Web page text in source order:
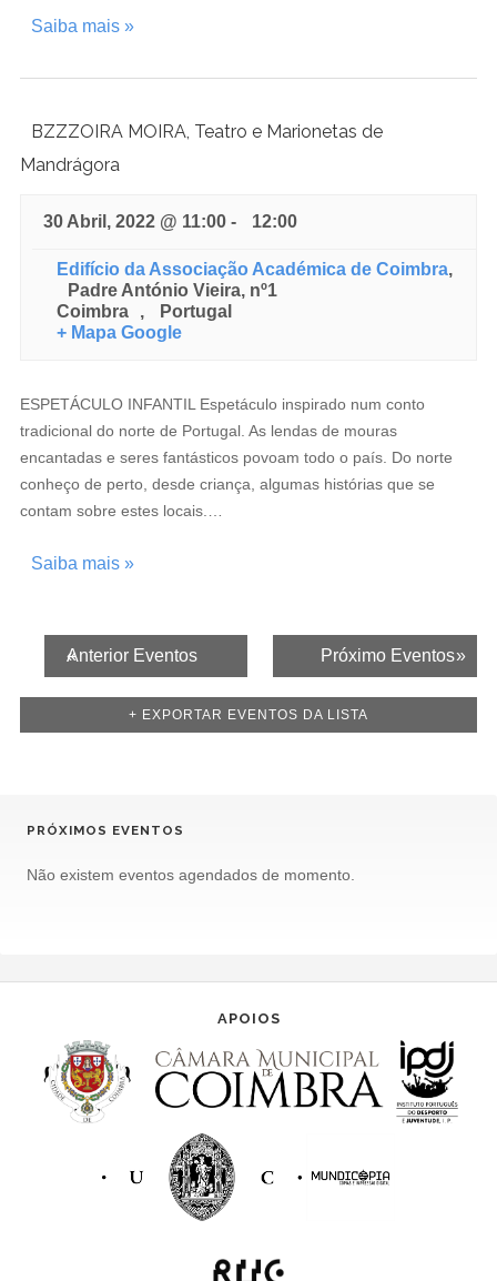
Saiba mais »
BZZZOIRA MOIRA, Teatro e Marionetas de
Mandrágora
30 Abril, 2022 @ 11:00- 12:00
Edifício da Associação Académica de Coimbra,
Padre António Vieira, nº1
Coimbra
,
Portugal
+ Mapa Google
ESPETÁCULO INFANTIL Espetáculo inspirado num conto
tradicional do norte de Portugal. As lendas de mouras
encantadas e seres fantásticos povoam todo o país. Do norte
conheço de perto, desde criança, algumas histórias que se
contam sobre estes locais.…
Saiba mais »
Eventos
Lista
de
«
Anterior Eventos Próximo Eventos»
+ EXPORTAR EVENTOS DA LISTA
PRÓXIMOS EVENTOS
Não existem eventos agendados de momento.
APOIOS